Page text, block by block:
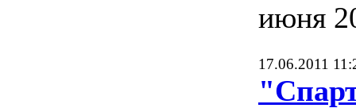
июня
17.06.2011